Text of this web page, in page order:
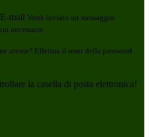
E-mail Verrà inviato un messaggio
necessarie.
utente? Effettua il reset della password
la casella di posta elettronica!